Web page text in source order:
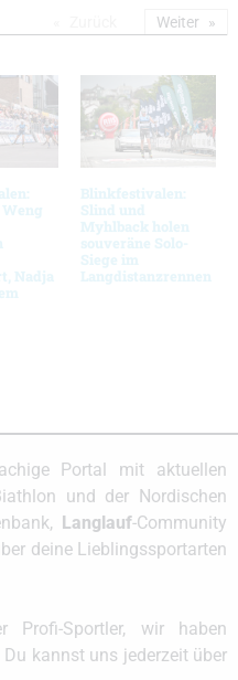
Nadja
Blinkfestivalen:
Slind und
Myhlback holen
souveräne Solo-
Siege im
Langdistanzrennen
Weiter
Portal mit aktuellen
und der Nordischen
Langlauf-Community
deine Lieblingssportarten
Profi-Sportler, wir haben
kannst uns jederzeit über